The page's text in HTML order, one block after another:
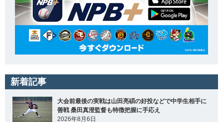
新着記事
大会前最後の実戦は山田亮碩の好投などで中学生相手に
善戦 桑田真澄監督も特徴把握に手応え
2026年8月6日